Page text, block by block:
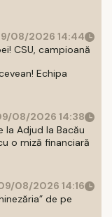
08/2026 14:44
CSU, campioană
Echipa
08/2026 14:38
la Adjud la Bacău
o miză financiară
08/2026 14:16
de pe